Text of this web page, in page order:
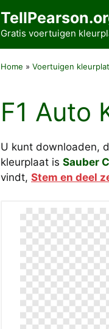
Gratis voertuigen
Home » Voertuigen
F1 Auto
U kunt downloaden,
kleurplaat is Sauber
vindt, Stem en deel